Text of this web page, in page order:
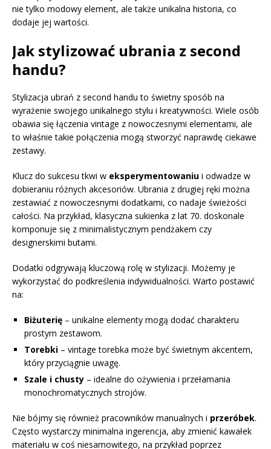
nie tylko modowy element, ale także unikalna historia, co
dodaje jej wartości.
Jak stylizować ubrania z second
handu?
Stylizacja ubrań z second handu to świetny sposób na
wyrażenie swojego unikalnego stylu i kreatywności. Wiele osób
obawia się łączenia vintage z nowoczesnymi elementami, ale
to właśnie takie połączenia mogą stworzyć naprawdę ciekawe
zestawy.
Klucz do sukcesu tkwi w eksperymentowaniu i odwadze w
dobieraniu różnych akcesoriów. Ubrania z drugiej ręki można
zestawiać z nowoczesnymi dodatkami, co nadaje świeżości
całości. Na przykład, klasyczna sukienka z lat 70. doskonale
komponuje się z minimalistycznym pendżakem czy
designerskimi butami.
Dodatki odgrywają kluczową rolę w stylizacji. Możemy je
wykorzystać do podkreślenia indywidualności. Warto postawić
na:
Biżuterię – unikalne elementy mogą dodać charakteru
prostym zestawom.
Torebki – vintage torebka może być świetnym akcentem,
który przyciągnie uwagę.
Szale i chusty – idealne do ożywienia i przełamania
monochromatycznych strojów.
Nie bójmy się również pracowników manualnych i przeróbek.
Często wystarczy minimalna ingerencja, aby zmienić kawałek
materiału w coś niesamowitego, na przykład poprzez